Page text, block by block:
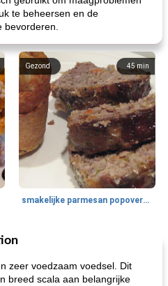
te beheersen en de
45min
Gezond
smakelijke parmesan popovers (gezonder!)
zeer voedzaam voedsel. Dit
breed scala aan belangrijke